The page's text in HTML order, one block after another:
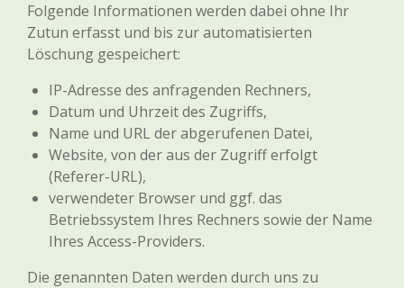
Folgende Informationen werden dabei ohne Ihr
Zutun erfasst und bis zur automatisierten
Löschung gespeichert:
IP-Adresse des anfragenden Rechners,
Datum und Uhrzeit des Zugriffs,
Name und URL der abgerufenen Datei,
Website, von der aus der Zugriff erfolgt
(Referer-URL),
verwendeter Browser und ggf. das
Betriebssystem Ihres Rechners sowie der Name
Ihres Access-Providers.
Die genannten Daten werden durch uns zu